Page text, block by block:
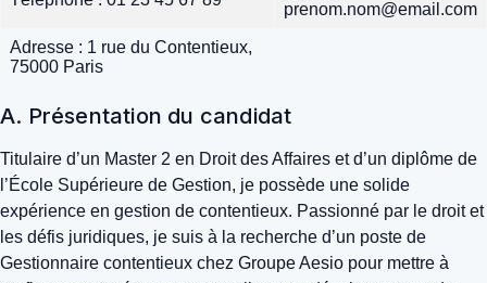
prenom.nom@email.com
Adresse : 1 rue du Contentieux,
75000 Paris
A. Présentation du candidat
Titulaire d’un Master 2 en Droit des Affaires et d’un diplôme de
l’École Supérieure de Gestion, je possède une solide
expérience en gestion de contentieux. Passionné par le droit et
les défis juridiques, je suis à la recherche d’un poste de
Gestionnaire contentieux chez Groupe Aesio pour mettre à